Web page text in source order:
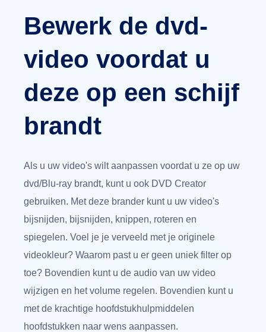
Bewerk de dvd-
video voordat u
deze op een schijf
brandt
Als u uw video's wilt aanpassen voordat u ze op uw
dvd/Blu-ray brandt, kunt u ook DVD Creator
gebruiken. Met deze brander kunt u uw video's
bijsnijden, bijsnijden, knippen, roteren en
spiegelen. Voel je je verveeld met je originele
videokleur? Waarom past u er geen uniek filter op
toe? Bovendien kunt u de audio van uw video
wijzigen en het volume regelen. Bovendien kunt u
met de krachtige hoofdstukhulpmiddelen
hoofdstukken naar wens aanpassen.